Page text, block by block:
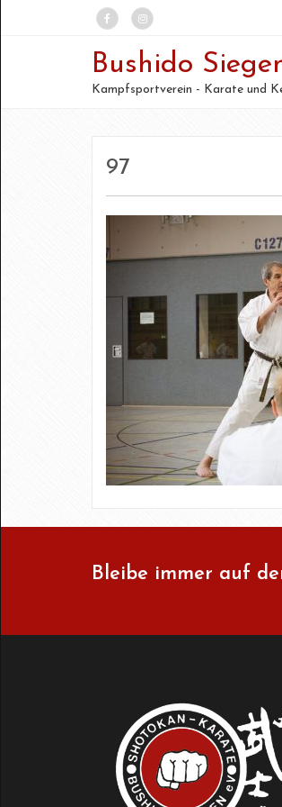
Bushido
Kampfsportverein - Karate und
97
Bleibe immer auf